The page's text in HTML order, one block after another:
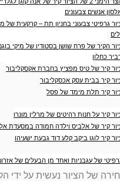
של הציור נעשית על ידי